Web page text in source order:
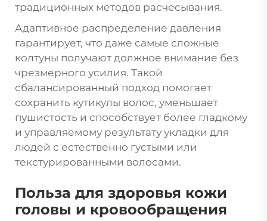
традиционных методов расчесывания.
Адаптивное распределение давления
гарантирует, что даже самые сложные
колтуны получают должное внимание без
чрезмерного усилия. Такой
сбалансированный подход помогает
сохранить кутикулы волос, уменьшает
пушистость и способствует более гладкому
и управляемому результату укладки для
людей с естественно густыми или
текстурированными волосами.
Польза для здоровья кожи
головы и кровообращения